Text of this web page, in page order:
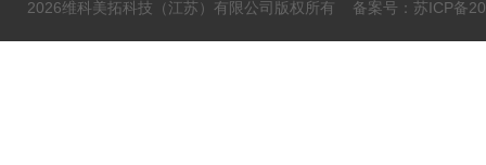
2026维科美拓科技（江苏）有限公司版权所有 备案号：苏ICP备